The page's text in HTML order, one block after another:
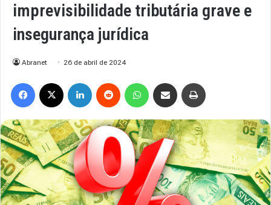
imprevisibilidade tributária grave e
insegurança jurídica
Abranet 26 de abril de 2024